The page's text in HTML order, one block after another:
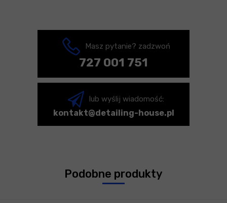
Masz pytanie? zadzwoń
727 001 751
lub wyślij wiadomość:
kontakt@detailing-house.pl
Podobne produkty